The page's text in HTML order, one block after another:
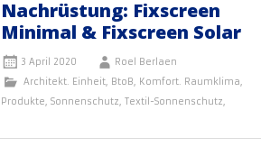
Nachrüstung: Fixscreen
Minimal & Fixscreen Solar
3 April 2020
Roel Berlaen
Architekt. Einheit, BtoB, Komfort. Raumklima,
Produkte, Sonnenschutz, Textil-Sonnenschutz,